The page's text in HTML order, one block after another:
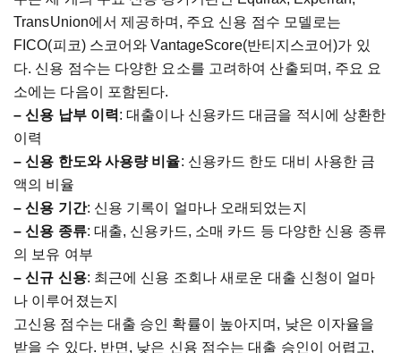
TransUnion에서 제공하며 , 주요 신용 점수 모델로는
FICO(피코) 스코어와 VantageScore(반티지스코어)가 있
다. 신용 점수는 다양한 요소를 고려하여 산출되며 , 주요 요
소에는 다음이 포함된다.
–신용 납부 이력:대출이나 신용카드 대금을 적시에 상환한
이력
–신용 한도와 사용량 비율: 신용카드 한도 대비 사용한 금
액의 비율
–신용 기간: 신용 기록이 얼마나 오래되었는지
–신용 종류: 대출, 신용카드, 소매 카드 등 다양한 신용 종류
의
보유 여부
–신규 신용: 최근에 신용 조회나 새로운 대출 신청이
얼마
나 이루어졌는지
고신용 점수는 대출 승인 확률이 높아지며 , 낮은 이자율을
받을 수 있다. 반면 , 낮은 신용 점수는 대출 승인이 어렵고,